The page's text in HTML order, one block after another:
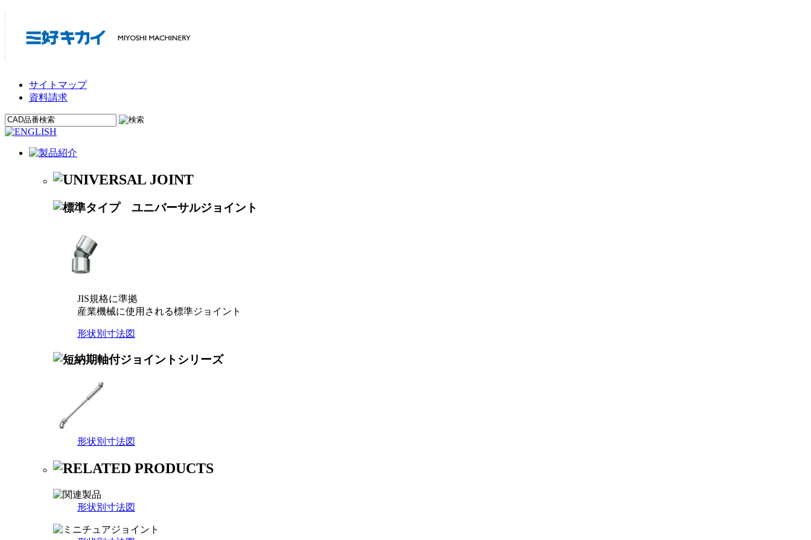
サイトマップ
資料請求
JIS規格に準拠
産業機械に使用される標準ジョイント
形状別寸法図
形状別寸法図
形状別寸法図